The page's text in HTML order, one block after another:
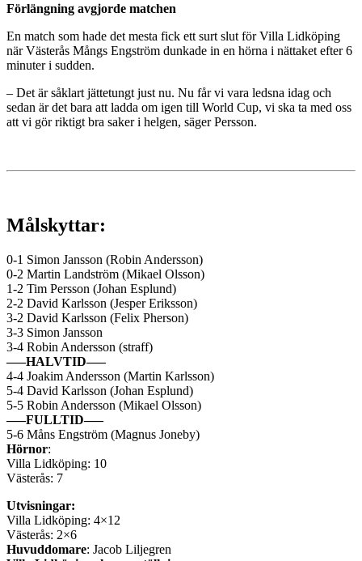
Förlängning avgjorde matchen
En match som hade det mesta fick ett surt slut för Villa Lidköping
när Västerås Mångs Engström dunkade in en hörna i nättaket efter 6
minuter i sudden.
– Det är såklart jättetungt just nu. Nu får vi vara ledsna idag och
sedan är det bara att ladda om igen till World Cup, vi ska ta med oss
att vi gör riktigt bra saker i helgen, säger Persson.
Målskyttar:
0-1 Simon Jansson (Robin Andersson)
0-2 Martin Landström (Mikael Olsson)
1-2 Tim Persson (Johan Esplund)
2-2 David Karlsson (Jesper Eriksson)
3-2 David Karlsson (Felix Pherson)
3-3 Simon Jansson
3-4 Robin Andersson (straff)
—–HALVTID—–
4-4 Joakim Andersson (Martin Karlsson)
5-4 David Karlsson (Johan Esplund)
5-5 Robin Andersson (Mikael Olsson)
—–FULLTID—–
5-6 Måns Engström (Magnus Joneby)
Hörnor:
Villa Lidköping: 10
Västerås: 7
Utvisningar:
Villa Lidköping: 4×12
Västerås: 2×6
Huvuddomare: Jacob Liljegren